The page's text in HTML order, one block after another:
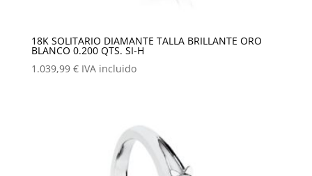
18K SOLITARIO DIAMANTE TALLA BRILLANTE ORO
BLANCO 0.200 QTS. SI-H
1.039,99 € IVA incluido